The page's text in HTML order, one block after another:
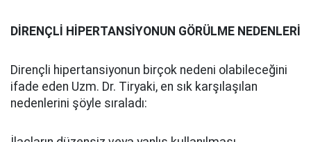
DİRENÇLİ HİPERTANSİYONUN GÖRÜLME NEDENLERİ
Dirençli hipertansiyonun birçok nedeni olabileceğini
ifade eden Uzm. Dr. Tiryaki, en sık karşılaşılan
nedenlerini şöyle sıraladı: